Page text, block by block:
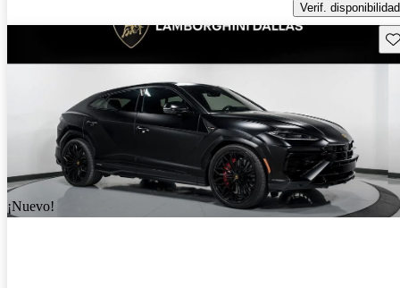
Verif. disponibilidad
¡Nuevo!